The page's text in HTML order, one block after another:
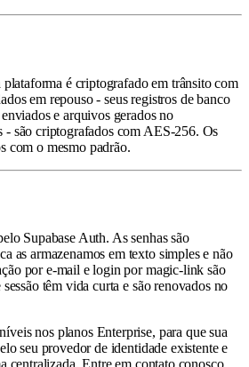
é criptografado em trânsito com
em repouso - seus registros de banco
e arquivos gerados no
- são criptografados com AES-256. Os
com o mesmo padrão.
Supabase Auth. As senhas são
as armazenamos em texto simples e não
por e-mail e login por magic-link são
têm vida curta e são renovados no
nos planos Enterprise, para que sua
seu provedor de identidade existente e